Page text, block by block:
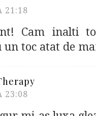
21:18
Cam inalti
toc atat de
23:08